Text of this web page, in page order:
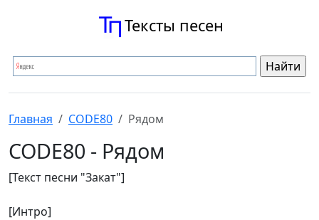
Тексты песен
Главная CODE80 Рядом
CODE80 - Рядом
[Текст песни "Закат"]
[Интро]